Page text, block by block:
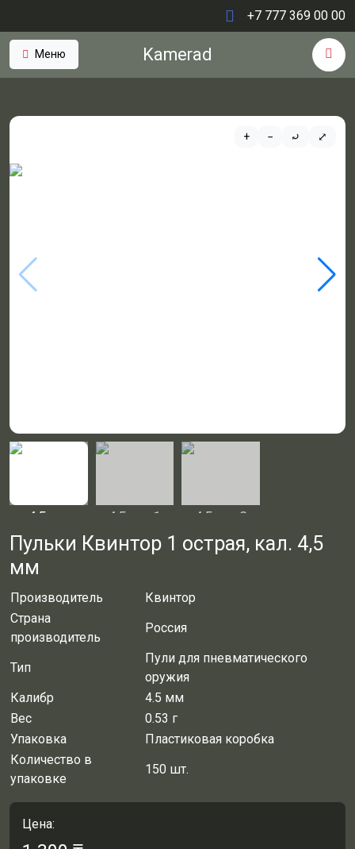
+7 777 369 00 00
Меню Kamerad
+ − ⤾ ⤢
Пульки Квинтор 1 острая, кал. 4,5
мм
Производитель
Квинтор
Страна
производитель
Россия
Тип
Пули для пневматического
оружия
Калибр
4.5 мм
Вес
0.53 г
Упаковка
Пластиковая коробка
Количество в
упаковке
150 шт.
Цена: